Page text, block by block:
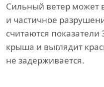
Сильный ветер может
и частичное
считаются показатели
крыша и выглядит
не задерживается.